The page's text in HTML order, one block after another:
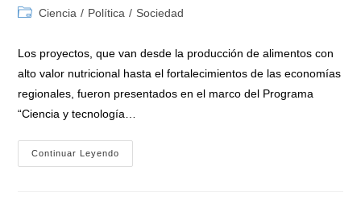
de
de
Categoría
entrada:
Ciencia / Política / Sociedad
Los proyectos, que van desde la producción de alimentos con
alto valor nutricional hasta el fortalecimientos de las economías
regionales, fueron presentados en el marco del Programa
“Ciencia y tecnología…
Continuar Leyendo
Salvarezza: